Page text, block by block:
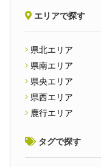
エリアで探す
県北エリア
県南エリア
県央エリア
県西エリア
鹿行エリア
タグで探す